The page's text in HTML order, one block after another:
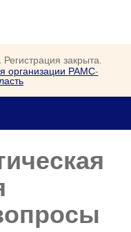
Войти
закрыта.
организации РАМС-